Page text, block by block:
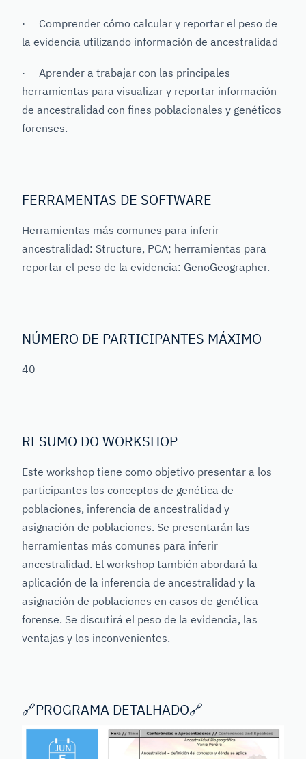
· Comprender cómo calcular y reportar el peso de
la evidencia utilizando información de ancestralidad
· Aprender a trabajar con las principales
herramientas para visualizar y reportar información
de ancestralidad con fines poblacionales y genéticos
forenses.
FERRAMENTAS DE SOFTWARE
Herramientas más comunes para inferir
ancestralidad: Structure, PCA; herramientas para
reportar el peso de la evidencia: GenoGeographer.
NÚMERO DE PARTICIPANTES MÁXIMO
40
RESUMO DO WORKSHOP
Este workshop tiene como objetivo presentar a los
participantes los conceptos de genética de
poblaciones, inferencia de ancestralidad y
asignación de poblaciones. Se presentarán las
herramientas más comunes para inferir
ancestralidad. El workshop también abordará la
aplicación de la inferencia de ancestralidad y la
asignación de poblaciones en casos de genética
forense. Se discutirá el peso de la evidencia, las
ventajas y los inconvenientes.
🔗PROGRAMA DETALHADO🔗